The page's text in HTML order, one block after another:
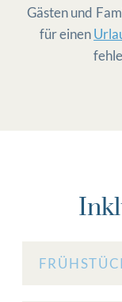
Gästen und
für einen